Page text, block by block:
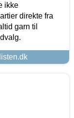
ikke
direkte fra
garn til